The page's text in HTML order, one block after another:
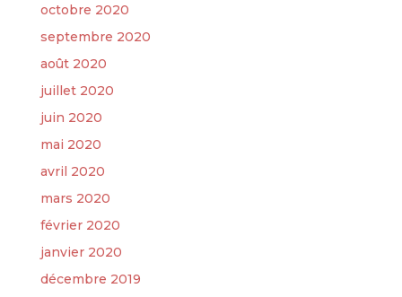
octobre 2020
septembre 2020
août 2020
juillet 2020
juin 2020
mai 2020
avril 2020
mars 2020
février 2020
janvier 2020
décembre 2019